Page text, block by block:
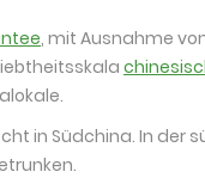
, mit Ausnahme
in Südchina. In der